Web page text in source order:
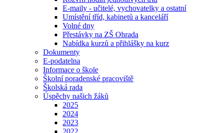
E-maily - učitelé, vychovatelky a ostatní
Umístění tříd, kabinetů a kanceláří
Volné dny
Přestávky na ZŠ Ohrada
Nabídka kurzů a přihlášky na kurz
Dokumenty
E-podatelna
Informace o škole
Školní poradenské pracoviště
Školská rada
Úspěchy našich žáků
2025
2024
2023
2022